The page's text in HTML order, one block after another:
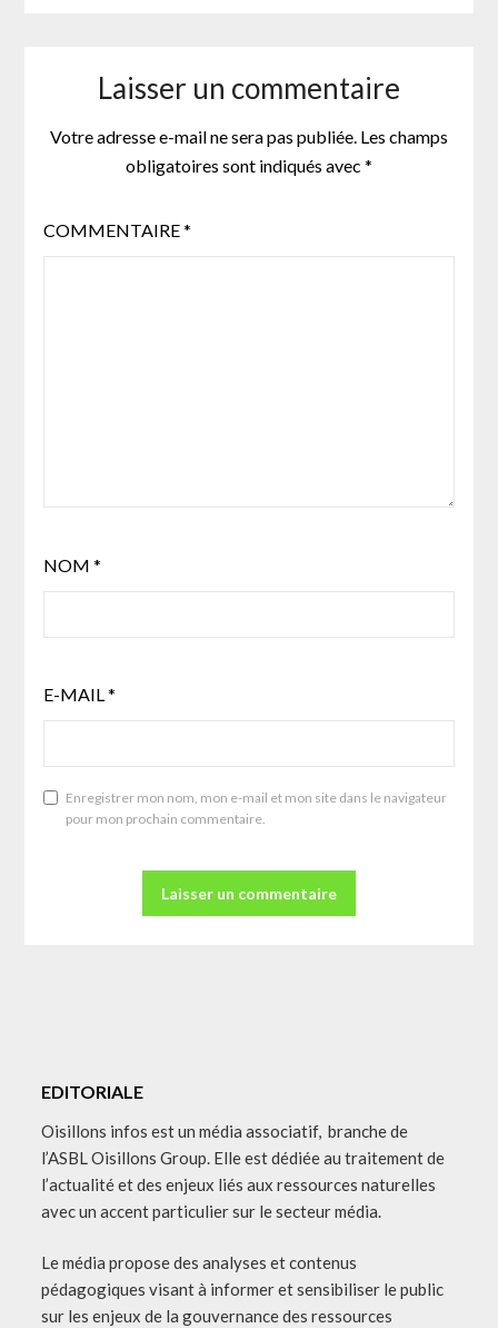
Laisser un commentaire
Votre adresse e-mail ne sera pas publiée. Les champs
obligatoires sont indiqués avec *
COMMENTAIRE*
NOM *
E-MAIL *
Enregistrer mon nom, mon e-mail et mon site dans le navigateur
pour mon prochain commentaire.
EDITORIALE
Oisillons infos est un média associatif, branche de
l’ASBL Oisillons Group. Elle est dédiée au traitement de
l’actualité et des enjeux liés aux ressources naturelles
avec un accent particulier sur le secteur média.
Le média propose des analyses et contenus
pédagogiques visant à informer et sensibiliser le public
sur les enjeux de la gouvernance des ressources